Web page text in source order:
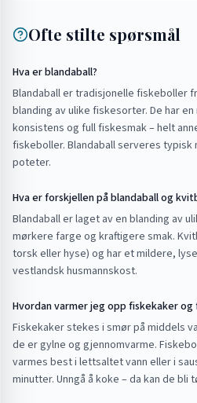
Ofte stilte spørsmål
Hva er blandaball?
Blandaball er tradisjonelle fiskeboller
blanding av ulike fiskesorter. De har
konsistens og full fiskesmak – helt
fiskeboller. Blandaball serveres
poteter.
Hva er forskjellen på blandaball og
Blandaball er laget av en blanding av
mørkere farge og kraftigere smak.
torsk eller hyse) og har et mildere,
vestlandsk husmannskost.
Hvordan varmer jeg opp fiskekaker og
Fiskekaker stekes i smør på middels
de er gylne og gjennomvarme.
varmes best i lettsaltet vann eller i
minutter. Unngå å koke – da kan de bli